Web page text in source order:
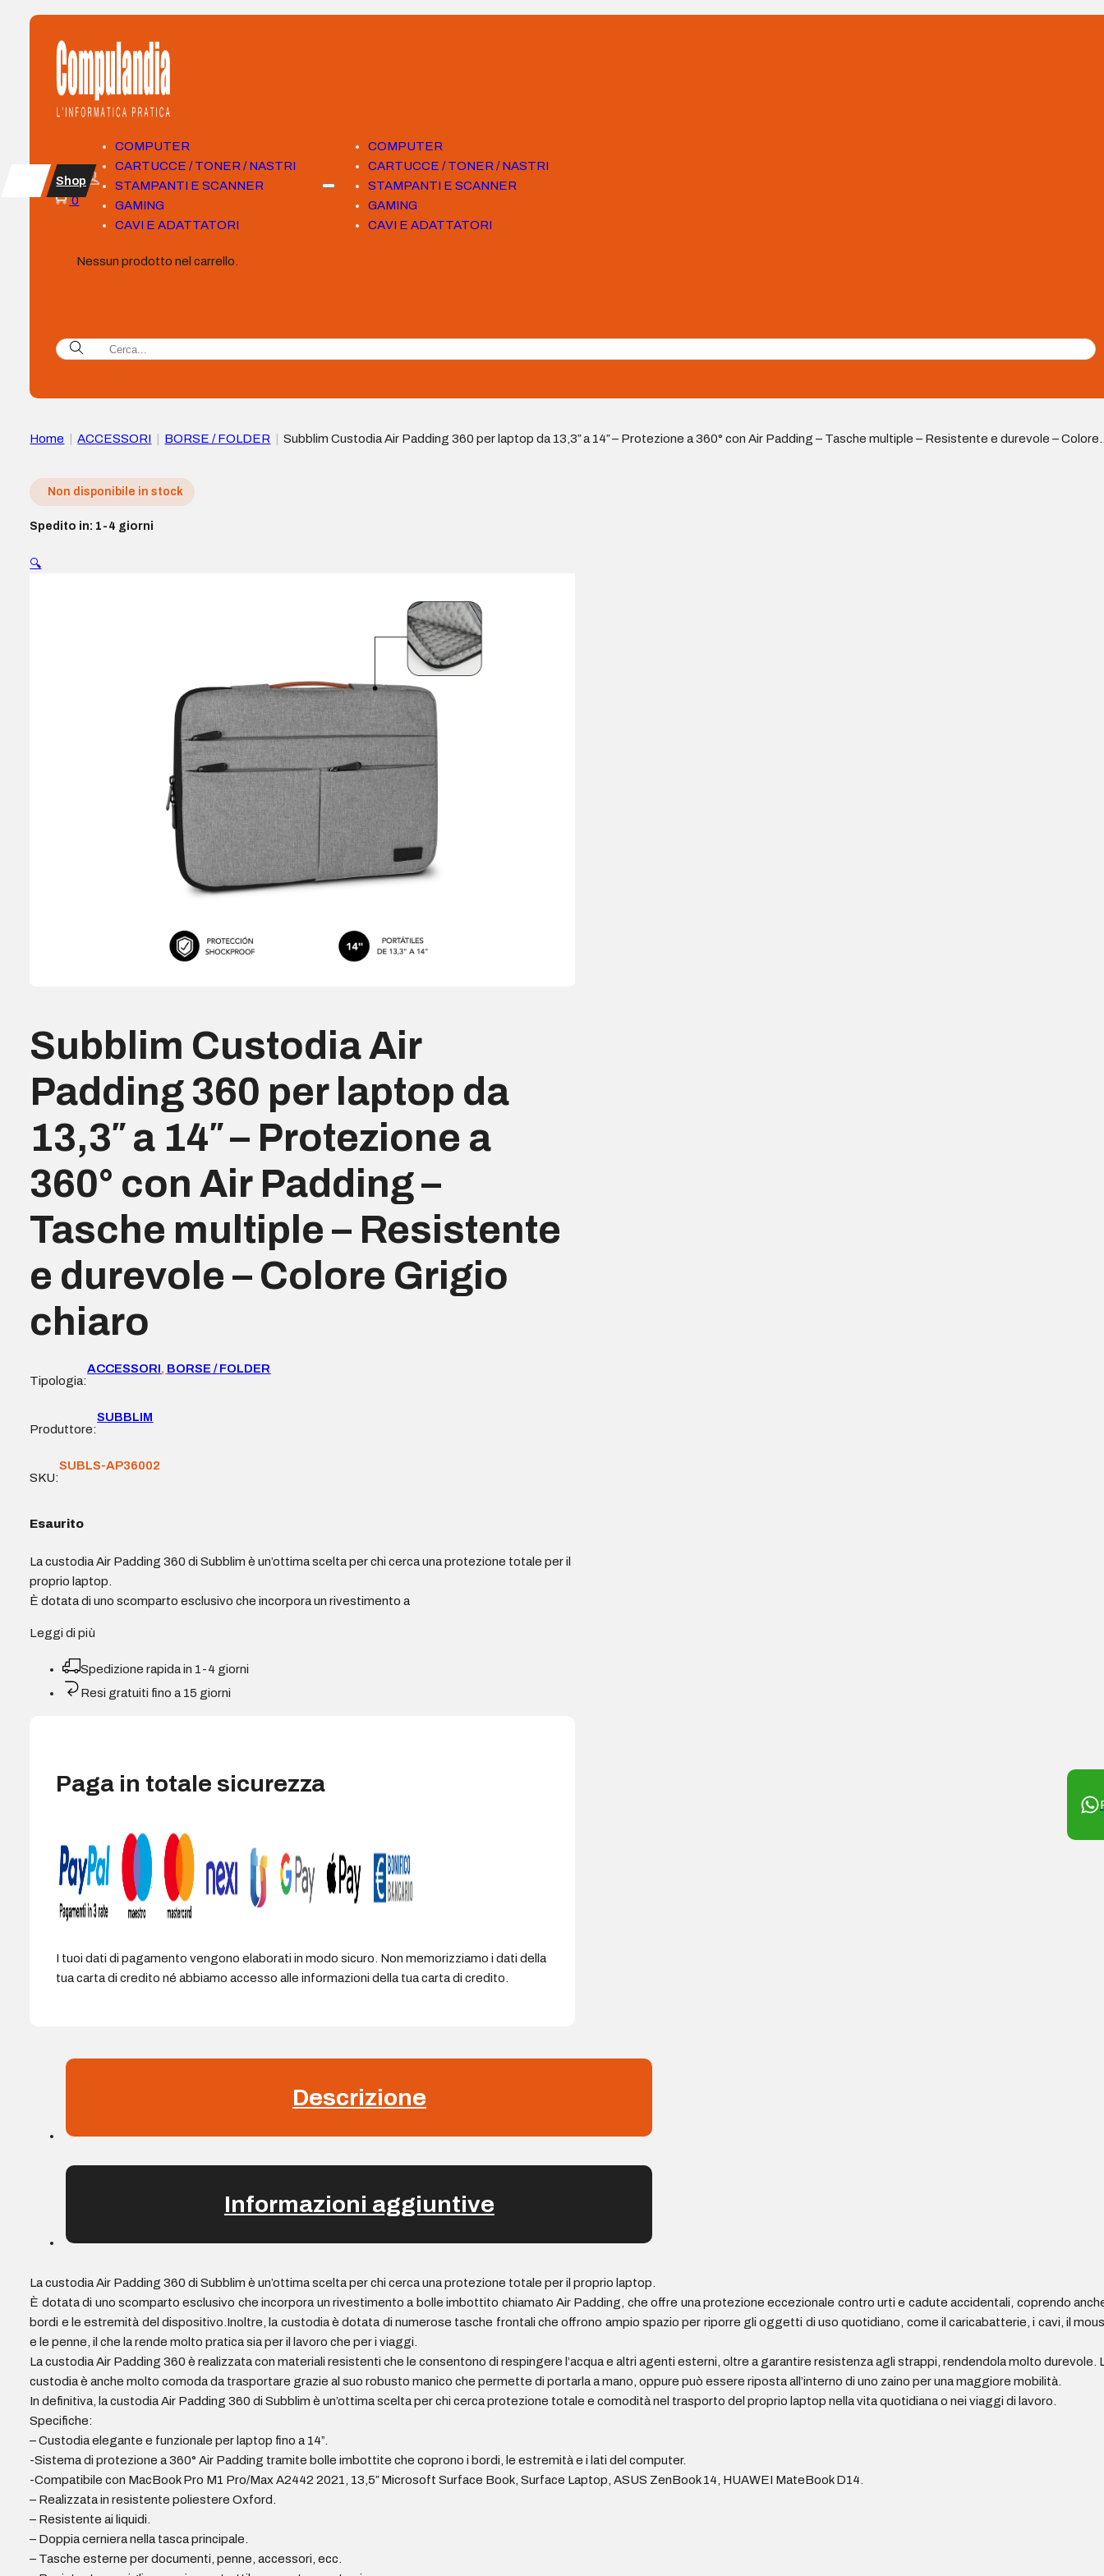
COMPUTER
CARTUCCE / TONER / NASTRI
STAMPANTI E SCANNER
GAMING
CAVI E ADATTATORI
COMPUTER
CARTUCCE / TONER / NASTRI
STAMPANTI E SCANNER
GAMING
CAVI E ADATTATORI
Shop
0
Nessun prodotto nel carrello.
Home ACCESSORI BORSE / FOLDER
Subblim Custodia Air Padding 360 per laptop da 13,3″ a 14″ – Protezione a 360° con Air Padding – Tasche multiple – Resistente e durevole – Colore
Non disponibile in stock
Spedito in: 1-4 giorni
🔍
Subblim Custodia Air
Padding 360 per laptop da
13,3″ a 14″ – Protezione a
360° con Air Padding –
Tasche multiple – Resistente
e durevole – Colore Grigio
chiaro
Tipologia:
ACCESSORI, BORSE / FOLDER
Produttore:
SUBBLIM
SKU:
SUBLS-AP36002
Esaurito
La custodia Air Padding 360 di Subblim è un’ottima scelta per chi cerca una protezione totale per il
proprio laptop.
È dotata di uno scomparto esclusivo che incorpora un rivestimento a
Leggi di più
Spedizione rapida in 1-4 giorni
Resi gratuiti fino a 15 giorni
Paga in totale sicurezza
I tuoi dati di pagamento vengono elaborati in modo sicuro. Non memorizziamo i dati della
tua carta di credito né abbiamo accesso alle informazioni della tua carta di credito.
Descrizione
Informazioni aggiuntive
La custodia Air Padding 360 di Subblim è un’ottima scelta per chi cerca una protezione totale per il proprio laptop.
È dotata di uno scomparto esclusivo che incorpora un rivestimento a bolle imbottito chiamato Air Padding, che offre una protezione eccezionale contro urti e cadute accidentali, coprendo
bordi e le estremità del dispositivo.Inoltre, la custodia è dotata di numerose tasche frontali che offrono ampio spazio per riporre gli oggetti di uso quotidiano, come il caricabatterie, i cavi, il
e le penne, il che la rende molto pratica sia per il lavoro che per i viaggi.
La custodia Air Padding 360 è realizzata con materiali resistenti che le consentono di respingere l’acqua e altri agenti esterni, oltre a garantire resistenza agli strappi, rendendola molto durevole.
custodia è anche molto comoda da trasportare grazie al suo robusto manico che permette di portarla a mano, oppure può essere riposta all’interno di uno zaino per una maggiore mobilità.
In definitiva, la custodia Air Padding 360 di Subblim è un’ottima scelta per chi cerca protezione totale e comodità nel trasporto del proprio laptop nella vita quotidiana o nei viaggi di lavoro.
Specifiche:
– Custodia elegante e funzionale per laptop fino a 14”.
-Sistema di protezione a 360° Air Padding tramite bolle imbottite che coprono i bordi, le estremità e i lati del computer.
-Compatibile con MacBook Pro M1 Pro/Max A2442 2021, 13,5″ Microsoft Surface Book, Surface Laptop, ASUS ZenBook 14, HUAWEI MateBook D14.
– Realizzata in resistente poliestere Oxford.
– Resistente ai liquidi.
– Doppia cerniera nella tasca principale.
– Tasche esterne per documenti, penne, accessori, ecc.